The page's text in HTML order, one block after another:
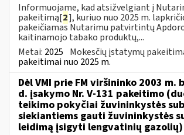
Informuojame, kad atsižvelgiant į
pakeitimą[2], kuriuo nuo 2025 m.
pakeičiamas Nutarimu patvirtintų
kaitinamojo tabako produktų,...
Metai: 2025 Mokesčių įstatymų
pakeitimai nuo 2025 m.
Dėl VMI prie FM viršininko 2003 m.
d. įsakymo Nr. V-131 pakeitimo
teikimo pokyčiai žuvininkystės
siekiantiems gauti žuvininkystės
leidimą įsigyti lengvatinių gazolių)